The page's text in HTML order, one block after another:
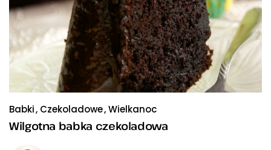
Babki Czekoladowe Wielkanoc
Wilgotna babka czekoladowa